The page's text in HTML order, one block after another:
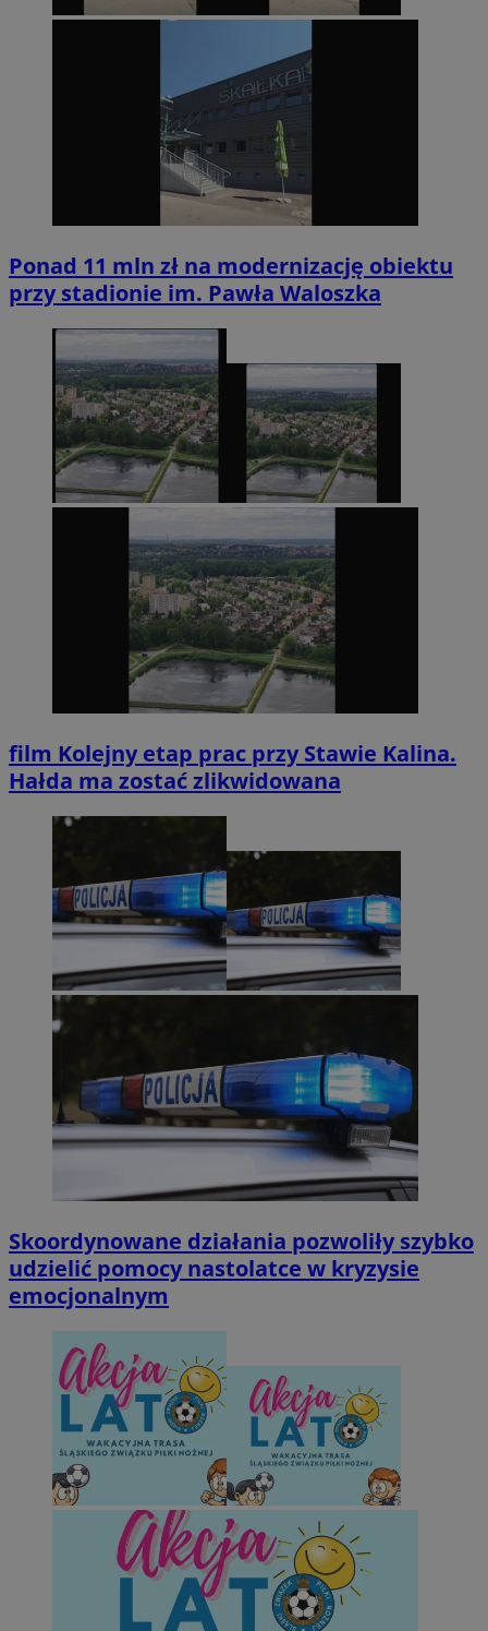
Ponad 11 mln zł na modernizację obiektu
przy stadionie im. Pawła Waloszka
film Kolejny etap prac przy Stawie Kalina.
Hałda ma zostać zlikwidowana
Skoordynowane działania pozwoliły szybko
udzielić pomocy nastolatce w kryzysie
emocjonalnym